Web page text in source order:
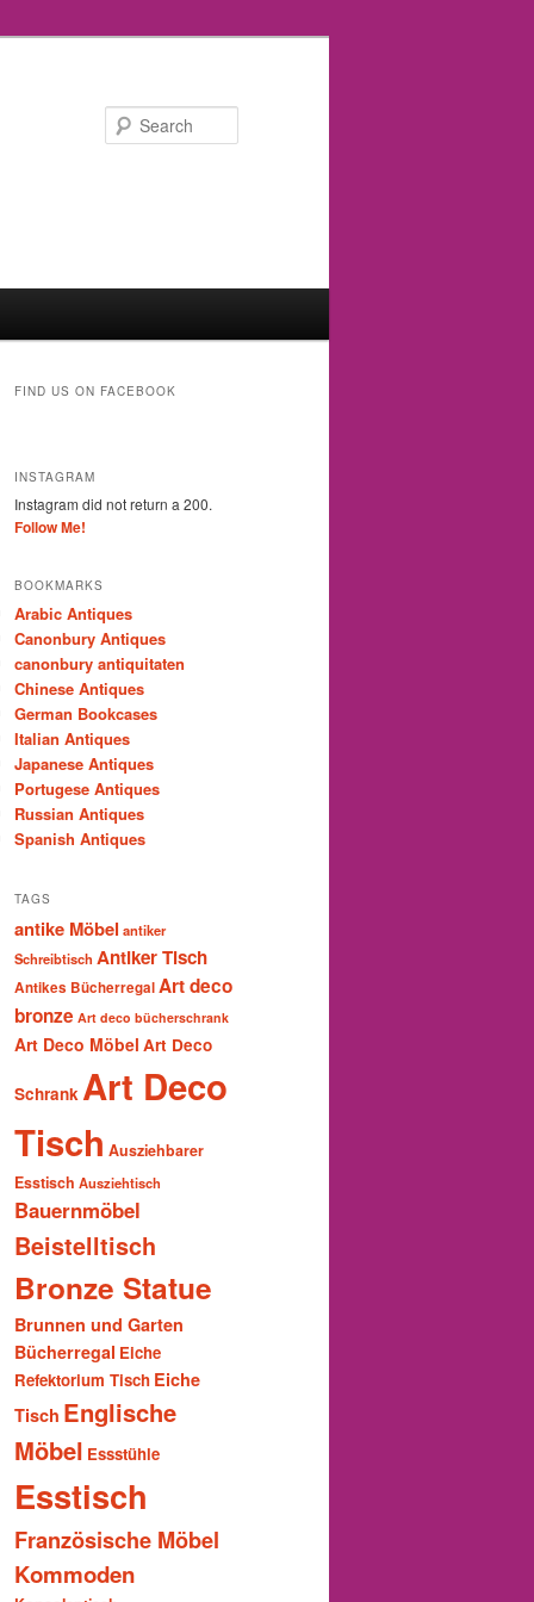
FIND US ON FACEBOOK
INSTAGRAM
Instagram did not return a 200.
Follow Me!
BOOKMARKS
Arabic Antiques
Canonbury Antiques
canonbury antiquitaten
Chinese Antiques
German Bookcases
Italian Antiques
Japanese Antiques
Portugese Antiques
Russian Antiques
Spanish Antiques
TAGS
antike Möbel antiker
Schreibtisch Antiker Tisch
Antikes BücherregalArt deco
bronze Art deco bücherschrank
Art Deco Möbel Art Deco
Schrank Art Deco
Tisch Ausziehbarer
Esstisch Ausziehtisch
Bauernmöbel
Beistelltisch
Bronze Statue
Brunnen und Garten
Bücherregal Eiche
Refektorium Tisch Eiche
Tisch Englische
Möbel Essstühle
Esstisch
Französische Möbel
Kommoden